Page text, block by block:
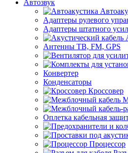
Автозвук
Адаптеры рулевого
Адаптеры штатного
Антенны ТВ, FM, GPS
Конвертер
Конденсаторы
Кроссовер
Оплетка кабельная
Процессор